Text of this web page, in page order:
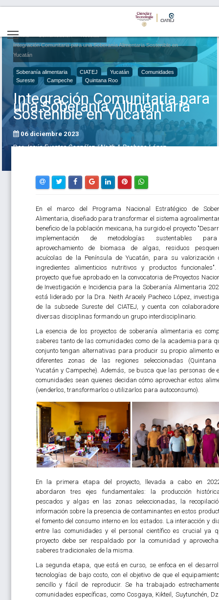
Inicio
Integración Comunitaria para una Soberanía Alimentaria Sostenible en
Yucatán
Soberanía alimentaria CIATEJ Yucatán
Comunidades
Sureste
Campeche Quintana Roo
Integración Comunitaria para
una Soberanía Alimentaria
Sostenible en Yucatán
06 diciembre 2023
PorJesús Fuentes González / Neith A Pacheco López
En el marco del Programa Nacional Estratégico de
Alimentaria, diseñado para transformar el sistema
beneficio de la población mexicana, ha surgido el proyecto
implementación de metodologías sustentables
aprovechamiento de biomasa de algas, residuos
acuícolas de la Península de Yucatán, para su valorización
ingredientes alimenticios nutritivos y productos funcionales".
proyecto que fue aprobado en la convocatoria de Proyectos
de Investigación e Incidencia para la Soberanía Alimentaria
está liderado por la Dra. Neith Aracely Pacheco López,
de la subsede Sureste del CIATEJ, y cuenta con
diversas disciplinas formando un grupo interdisciplinario.
La esencia de los proyectos de soberanía alimentaria es
saberes tanto de las comunidades como de la academia para
conjunto tengan alternativas para producir su propio alimento
diferentes zonas de las regiones seleccionadas (Quintana
Yucatán y Campeche). Además, se busca que las personas de
comunidades sean quienes decidan cómo aprovechar estos
(venderlos, transformarlos o utilizarlos para autoconsumo).
En la primera etapa del proyecto, llevada a cabo en
abordaron tres ejes fundamentales: la producción
pescados y algas en las zonas seleccionadas, la
información sobre la presencia de contaminantes en estos
el fomento del consumo interno en los estados. La interacción y
entre las comunidades y el personal científico es crucial ya
proyecto debe ser respaldado por la comunidad y
saberes tradicionales de la misma.
La segunda etapa, que está en curso, se enfoca en el
tecnologías de bajo costo, con el objetivo de que el
sencillo y fácil de reproducir. Se ha trabajado
comunidades específicas, como Cosgaya, Kikteil, Suytunchén,